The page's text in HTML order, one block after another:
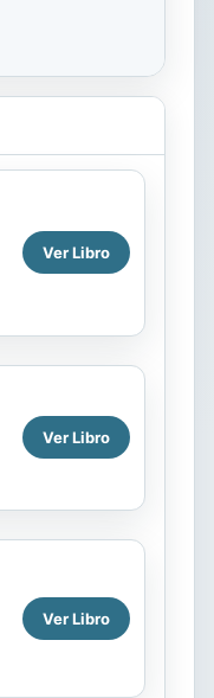
Ver Libro
Ver Libro
Ver Libro